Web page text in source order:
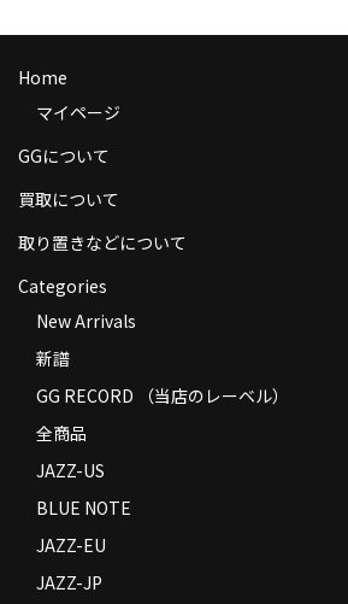
Help
送料
お支払い方法
返品
コンディション
特定商取引法に基づく表示
Contact
Home
マイページ
GGについて
買取について
取り置きなどについて
Categories
New Arrivals
新譜
GG RECORD （当店のレーベル）
全商品
JAZZ-US
BLUE NOTE
JAZZ-EU
JAZZ-JP